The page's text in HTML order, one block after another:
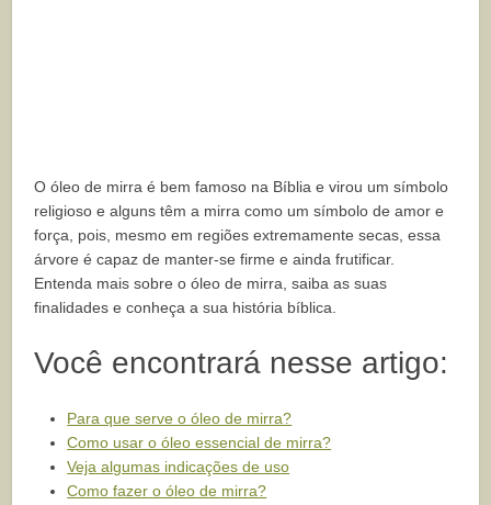
O óleo de mirra é bem famoso na Bíblia e virou um símbolo
religioso e alguns têm a mirra como um símbolo de amor e
força, pois, mesmo em regiões extremamente secas, essa
árvore é capaz de manter-se firme e ainda frutificar.
Entenda mais sobre o óleo de mirra, saiba as suas
finalidades e conheça a sua história bíblica.
Você encontrará nesse artigo:
Para que serve o óleo de mirra?
Como usar o óleo essencial de mirra?
Veja algumas indicações de uso
Como fazer o óleo de mirra?